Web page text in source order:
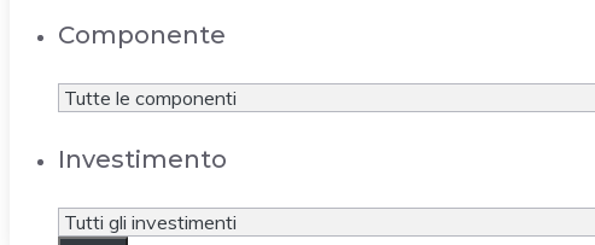
Componente
Investimento